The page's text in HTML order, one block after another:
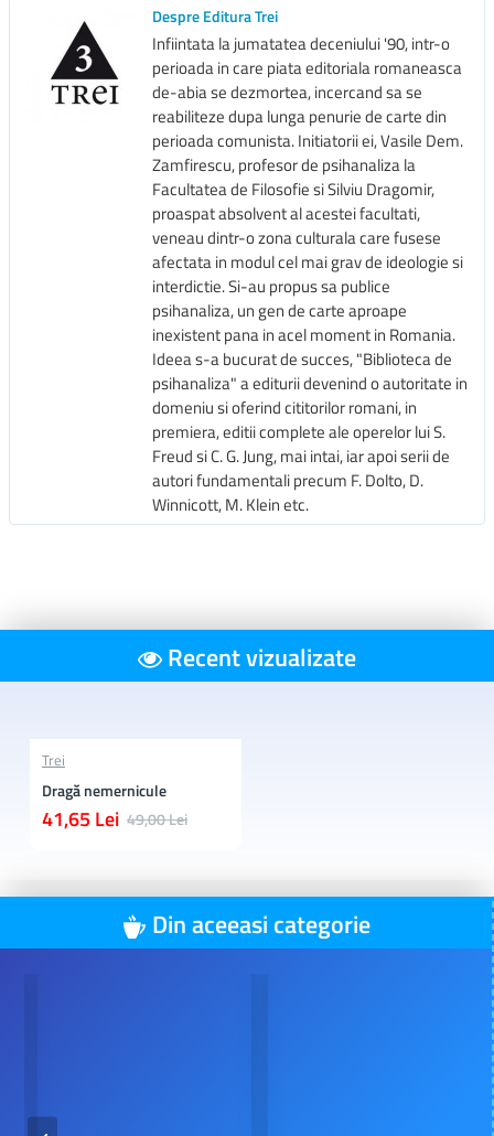
Despre Editura Trei
Infiintata la jumatatea deceniului '90, intr-o
perioada in care piata editoriala romaneasca
de-abia se dezmortea, incercand sa se
reabiliteze dupa lunga penurie de carte din
perioada comunista. Initiatorii ei, Vasile Dem.
Zamfirescu, profesor de psihanaliza la
Facultatea de Filosofie si Silviu Dragomir,
proaspat absolvent al acestei facultati,
veneau dintr-o zona culturala care fusese
afectata in modul cel mai grav de ideologie si
interdictie. Si-au propus sa publice
psihanaliza, un gen de carte aproape
inexistent pana in acel moment in Romania.
Ideea s-a bucurat de succes, "Biblioteca de
psihanaliza" a editurii devenind o autoritate in
domeniu si oferind cititorilor romani, in
premiera, editii complete ale operelor lui S.
Freud si C. G. Jung, mai intai, iar apoi serii de
autori fundamentali precum F. Dolto, D.
Winnicott, M. Klein etc.
care nu are nici 30 de ani, e feministă şi dependentă de
rețelele sociale. Toți trei sunt certăreți, dar vulnerabili. În
cele din urmă între ei se naşte o prietenie care îi obligă să
depună armele.
Un roman al furiei şi al consolării, al înverşunării şi al
acceptării, în care prietenia se dovedeşte mai puternică
decât slăbiciunile omeneşti.
Recent vizualizate